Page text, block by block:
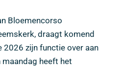
Bloemencorso
draagt komend
2026 zijn functie over aan
maandag heeft het